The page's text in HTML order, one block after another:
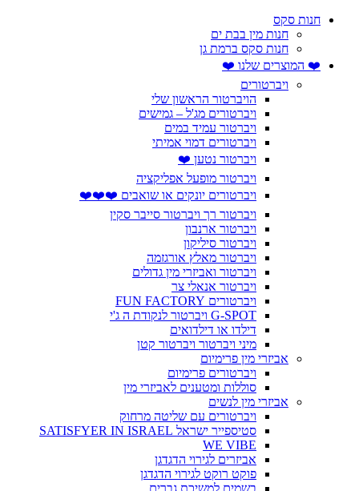
חנות סקס
חנות מין בבת ים
חנות סקס ברמת גן
❤️ המוצרים שלנו ❤️
ויברטורים
הויברטור הראשון שלי
ויברטורים מג'ל – גמישים
ויברטור עמיד במים
ויברטורים דמוי אמיתי
ויברטור נטען ❤️
ויברטור מופעל אפליקציה
ויברטורים יונקים או שואבים ❤️❤️❤️
ויברטור רך ויברטור סייבר סקין
ויברטור ארנבון
ויברטור סיליקון
ויברטור מאלץ אורגזמה
ויברטור ואביזרי מין גדולים
ויברטור אנאלי צר
ויברטורים FUN FACTORY
G-SPOT ויברטור לנקודת ה ג'י
דילדו או דילדואים
מיני ויברטור ויברטור קטן
אביזרי מין פרימיום
ויברטורים פרימיום
סוללות ומטענים לאביזרי מין
אביזרי מין לנשים
ויברטורים עם שליטה מרחוק
סטיספייר ישראל SATISFYER IN ISRAEL
WE VIBE
אביזרים לגירוי הדגדגן
פוקט רוקט לגירוי הדגדגן
בשמים למשיכת גברים